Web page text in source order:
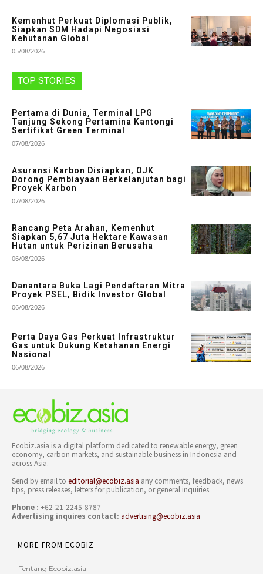
Kemenhut Perkuat Diplomasi Publik,
Siapkan SDM Hadapi Negosiasi
Kehutanan Global
05/08/2026
TOP STORIES
Pertama di Dunia, Terminal LPG
Tanjung Sekong Pertamina Kantongi
Sertifikat Green Terminal
07/08/2026
Asuransi Karbon Disiapkan, OJK
Dorong Pembiayaan Berkelanjutan bagi
Proyek Karbon
07/08/2026
Rancang Peta Arahan, Kemenhut
Siapkan 5,67 Juta Hektare Kawasan
Hutan untuk Perizinan Berusaha
06/08/2026
Danantara Buka Lagi Pendaftaran Mitra
Proyek PSEL, Bidik Investor Global
06/08/2026
Perta Daya Gas Perkuat Infrastruktur
Gas untuk Dukung Ketahanan Energi
Nasional
06/08/2026
Ecobiz.asia is a digital platform dedicated to renewable energy, green
economy, carbon markets, and sustainable business in Indonesia and
across Asia.
Send by email to editorial@ecobiz.asia any comments, feedback, news
tips, press releases, letters for publication, or general inquiries.
Phone : +62-21-2245-8787
Advertising inquires contact: advertising@ecobiz.asia
MORE FROM ECOBIZ
Tentang Ecobiz.asia